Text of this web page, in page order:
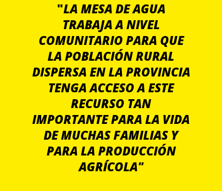
"LA MESA DE AGUA
TRABAJA A NIVEL
COMUNITARIO PARA QUE
LA POBLACIÓN RURAL
DISPERSA EN LA PROVINCIA
TENGA ACCESO A ESTE
RECURSO TAN
IMPORTANTE PARA LA VIDA
DE MUCHAS FAMILIAS Y
PARA LA PRODUCCIÓN
AGRÍCOLA"